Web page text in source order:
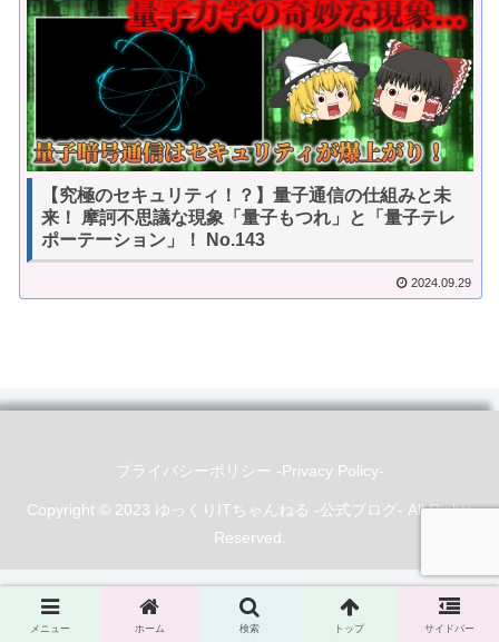
【究極のセキュリティ！？】量子通信の仕組みと未
来！ 摩訶不思議な現象「量子もつれ」と「量子テレ
ポーテーション」！ No.143
2024.09.29
プライバシーポリシー -Privacy Policy-
Copyright © 2023 ゆっくりITちゃんねる -公式ブログ- All Rights
Reserved.
メニュー ホーム 検索 トップ サイドバー